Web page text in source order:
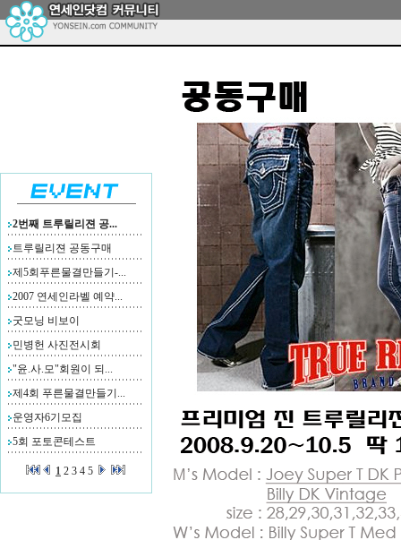
2번째 트루릴리젼 공...
트루릴리젼 공동구매
제5회푸른물결만들기-...
2007 연세인라벨 예약...
굿모닝 비보이
민병헌 사진전시회
"윤.사.모"회원이 되...
제4회 푸른물결만들기...
운영자6기모집
5회 포토콘테스트
1 2 3 4 5